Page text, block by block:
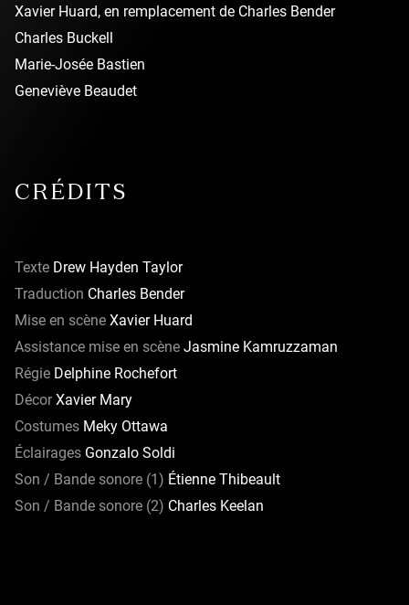
Xavier Huard, en remplacement de Charles Bender
Charles Buckell
Marie-Josée Bastien
Geneviève Beaudet
CRÉDITS
Texte Drew Hayden Taylor
Traduction Charles Bender
Mise en scène Xavier Huard
Assistance mise en scène Jasmine Kamruzzaman
Régie Delphine Rochefort
DécorXavier Mary
Costumes Meky Ottawa
Éclairages Gonzalo Soldi
Son / Bande sonore (1) Étienne Thibeault
Son / Bande sonore (2) Charles Keelan